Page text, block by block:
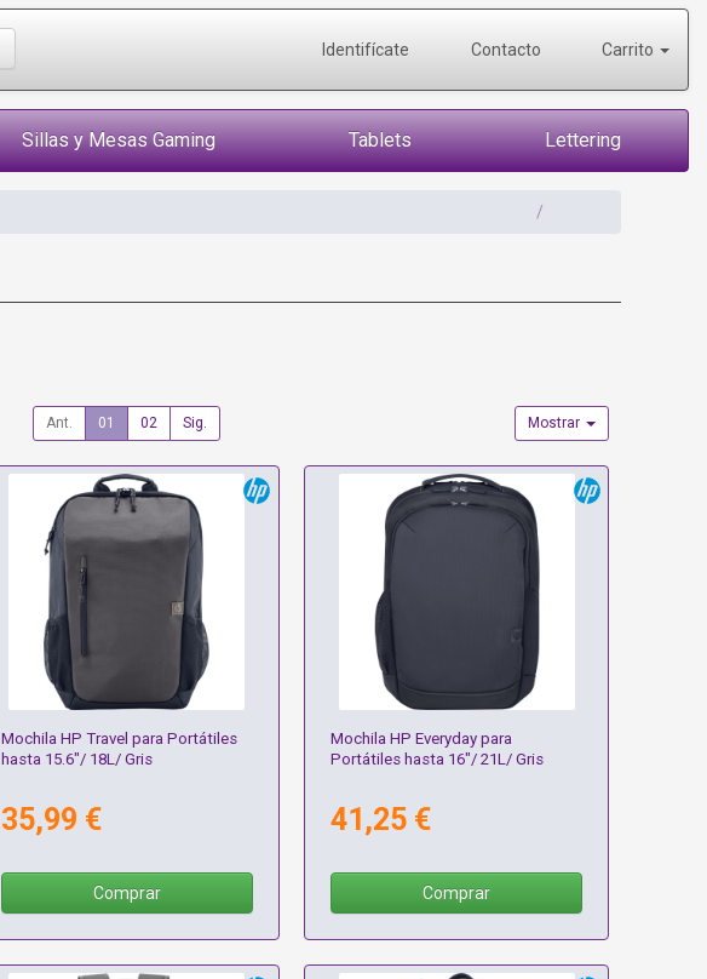
Identifícate Contacto Carrito
Sillas y Mesas Gaming Tablets Lettering
Ant. 01 02 Sig. Mostrar
Mochila HP Travel para Portátiles
hasta 15.6"/ 18L/ Gris
35,99 €
Comprar
Mochila HP Everyday para
Portátiles hasta 16"/ 21L/ Gris
41,25 €
Comprar